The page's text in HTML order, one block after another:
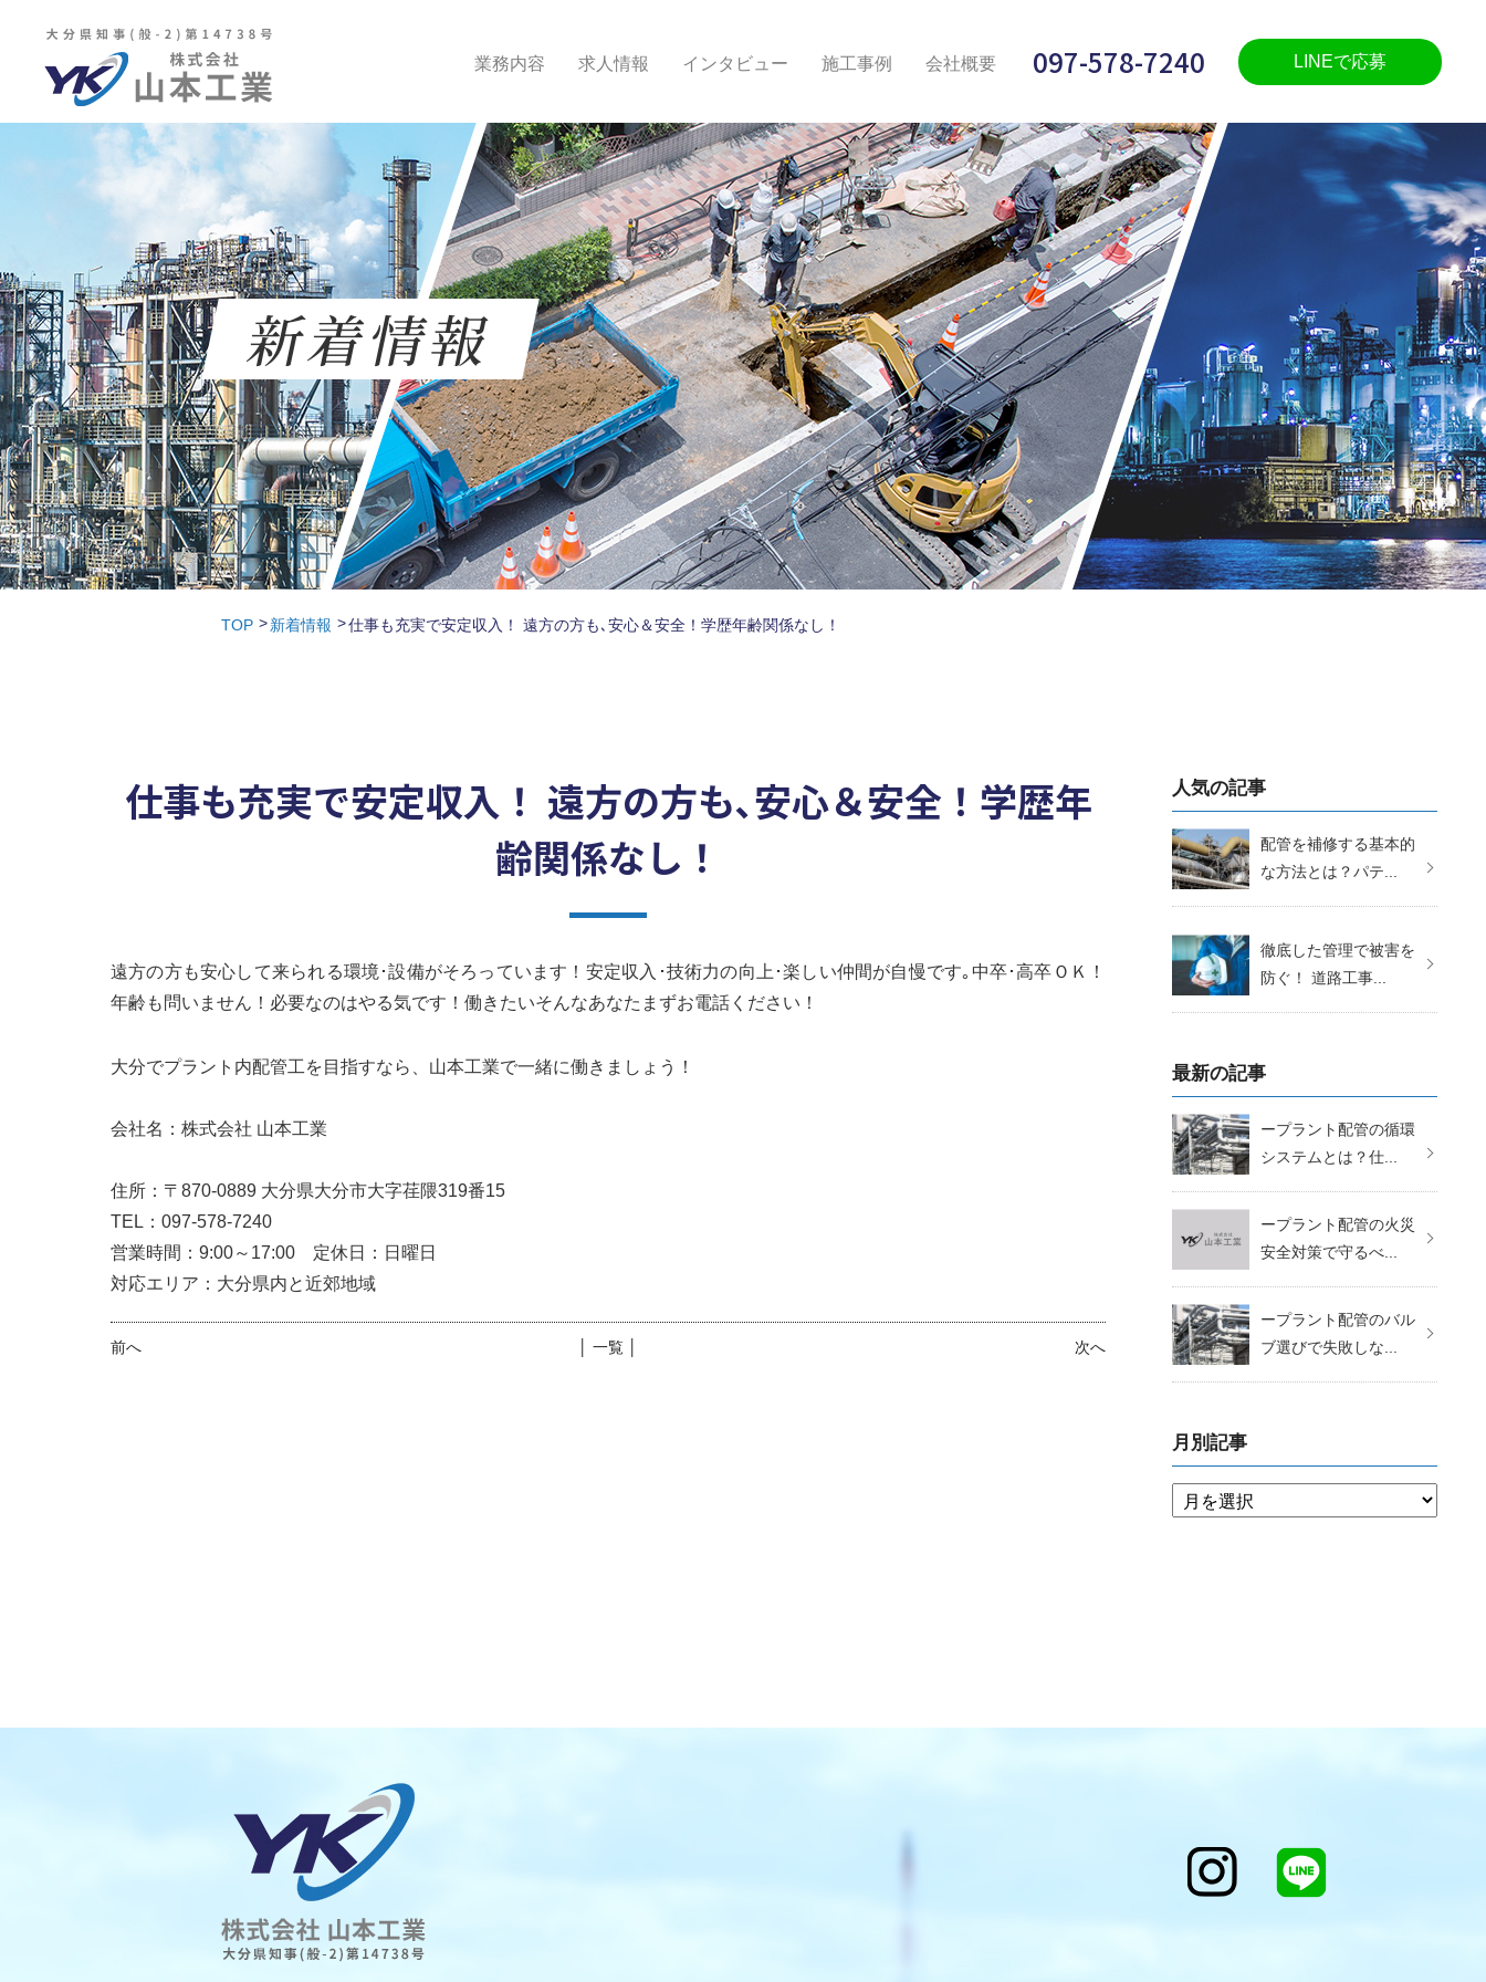
業務内容 求人情報 インタビュー 施工事例 会社概要 097-578-7240 LINEで応募
新着情報
TOP 新着情報 仕事も充実で安定収入！ 遠方の方も､安心＆安全！学歴年齢関係なし！
仕事も充実で安定収入！ 遠方の方も､安心＆安全！学歴年
齢関係なし！
遠方の方も安心して来られる環境･設備がそろっています！安定収入･技術力の向上･楽しい仲間が自慢です｡中卒･高卒ＯＫ！
年齢も問いません！必要なのはやる気です！働きたいそんなあなたまずお電話ください！
大分でプラント内配管工を目指すなら、山本工業で一緒に働きましょう！
会社名：株式会社 山本工業
住所：〒870-0889 大分県大分市大字荏隈319番15
TEL：097-578-7240
営業時間：9:00～17:00 定休日：日曜日
対応エリア：大分県内と近郊地域
前へ 次へ
│ 一覧 │
人気の記事
配管を補修する基本的
な方法とは？パテ...
徹底した管理で被害を
防ぐ！ 道路工事...
最新の記事
ープラント配管の循環
システムとは？仕...
ープラント配管の火災
安全対策で守るべ...
ープラント配管のバル
ブ選びで失敗しな...
月別記事